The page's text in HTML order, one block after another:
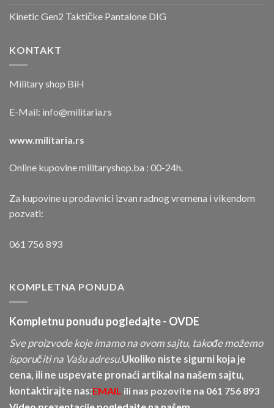
Kinetic Gen2 Taktičke Pantalone DIG
KONTAKT
Military shop BiH
E-Mail: info@militaria.rs
www.militaria.rs
Online kupovine militaryshop.ba : 00-24h.
Za kupovine u prodavnici izvan radnog vremena i vikendom
pozvati:
061 756 893
KOMPLETNA PONUDA
Kompletnu ponudu pogledajte - OVDE
Sve proizvode koje imamo na ovom sajtu, takođe možemo
isporučiti na Vašu adresu.Ukoliko niste sigurni koja je
cena, ili ne uspevate pronaći artikal na našem sajtu,
kontaktirajte nas:EMAIL ili nas pozovite na 061 756 893